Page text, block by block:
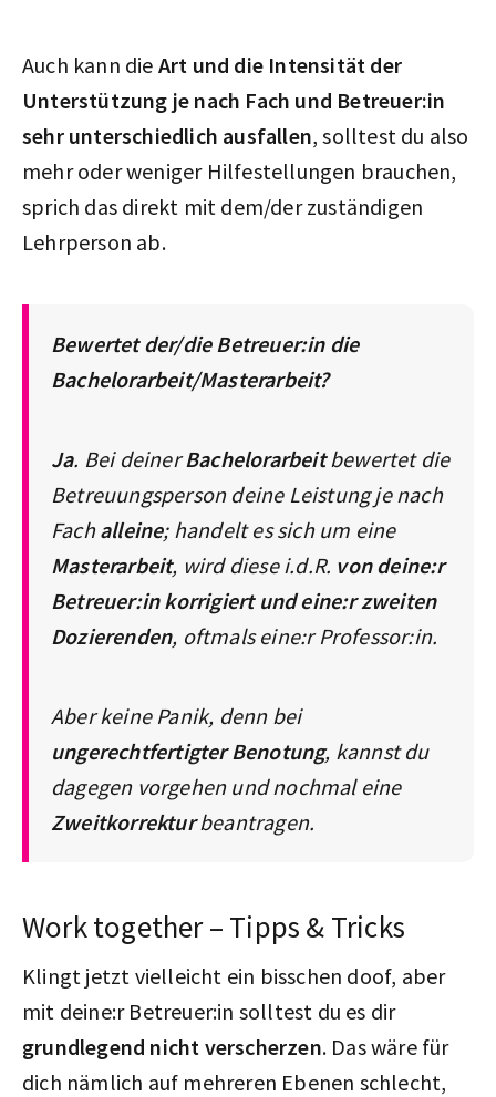
Auch kann die Art und die Intensität der
Unterstützung je nach Fach und Betreuer:in
sehr unterschiedlich ausfallen, solltest du also
mehr oder weniger Hilfestellungen brauchen,
sprich das direkt mit dem/der zuständigen
Lehrperson ab.
Bewertet der/die Betreuer:in die
Bachelorarbeit/Masterarbeit?
Ja. Bei deinerBachelorarbeitbewertet die
Betreuungsperson deine Leistung je nach
Fachalleine; handelt es sich um eine
Masterarbeit, wird diese i.d.R. von deine:r
Betreuer:in korrigiert und eine:r zweiten
Dozierenden, oftmals eine:r Professor:in.
Aber keine Panik, denn bei
ungerechtfertigter Benotung, kannst du
dagegen vorgehen und nochmal eine
Zweitkorrekturbeantragen.
Work together – Tipps & Tricks
Klingt jetzt vielleicht ein bisschen doof, aber
mit deine:r Betreuer:in solltest du es dir
grundlegend nicht verscherzen. Das wäre für
dich nämlich auf mehreren Ebenen schlecht,